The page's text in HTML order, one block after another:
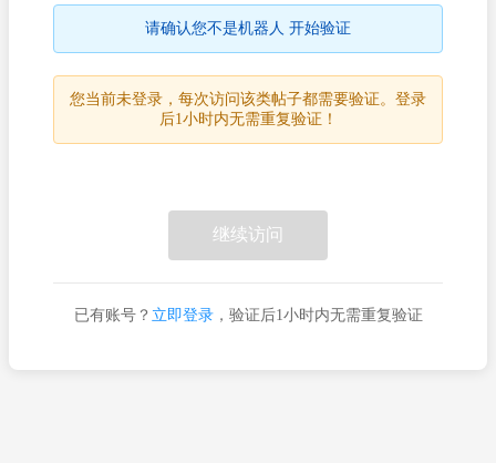
请确认您不是机器人 开始验证
您当前未登录，每次访问该类帖子都需要验证。登录
后1小时内无需重复验证！
继续访问
已有账号？ 立即登录，验证后1小时内无需重复验证